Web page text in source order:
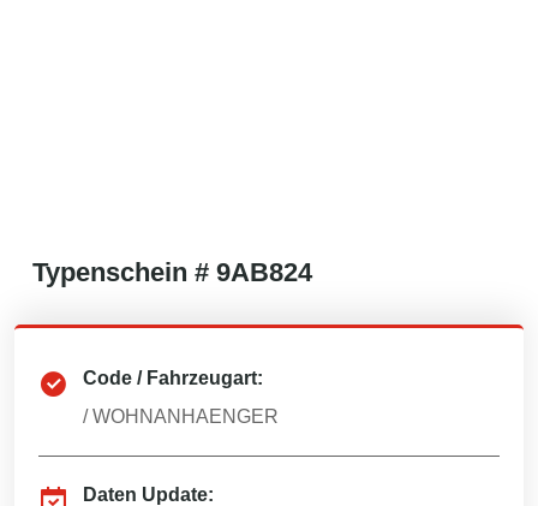
Typenschein # 9AB824
Code / Fahrzeugart:
/WOHNANHAENGER
Daten Update: